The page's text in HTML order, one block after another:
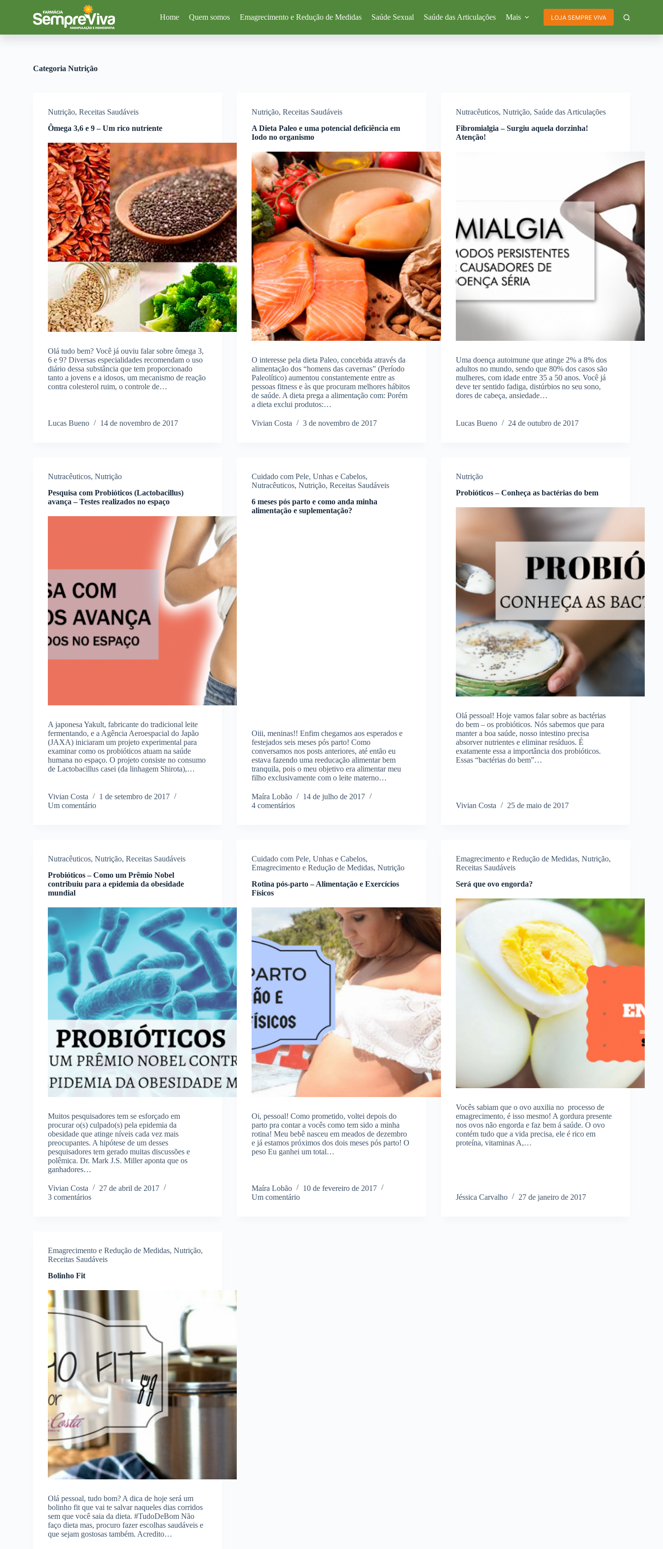
a
Home Quem somos Emagrecimento e Redução de Medidas Saúde Sexual Saúde das Articulações Mais LOJA SEMPRE VIVA
Categoria Nutrição
Nutrição,Receitas Saudáveis
Ômega 3,6 e 9 – Um rico nutriente
Olá tudo bem? Você já ouviu falar sobre ômega 3,
6 e 9? Diversas especialidades recomendam o uso
diário dessa substância que tem proporcionado
tanto a jovens e a idosos, um mecanismo de reação
contra colesterol ruim, o controle de…
Lucas Bueno 14 de novembro de 2017
Nutrição,Receitas Saudáveis
A Dieta Paleo e uma potencial deficiência em
Iodo no organismo
O interesse pela dieta Paleo, concebida através da
alimentação dos “homens das cavernas” (Período
Paleolítico) aumentou constantemente entre as
pessoas fitness e às que procuram melhores hábitos
de saúde. A dieta prega a alimentação com: Porém
a dieta exclui produtos:…
Vivian Costa 3 de novembro de 2017
Nutracêuticos, Nutrição, Saúde das Articulações
Fibromialgia – Surgiu aquela dorzinha!
Atenção!
Uma doença autoimune que atinge 2% a 8% dos
adultos no mundo, sendo que 80% dos casos são
mulheres, com idade entre 35 a 50 anos. Você já
deve ter sentido fadiga, distúrbios no seu sono,
dores de cabeça, ansiedade…
Lucas Bueno 24 de outubro de 2017
Nutracêuticos,Nutrição
Pesquisa com Probióticos (Lactobacillus)
avança – Testes realizados no espaço
A japonesa Yakult, fabricante do tradicional leite
fermentando, e a Agência Aeroespacial do Japão
(JAXA) iniciaram um projeto experimental para
examinar como os probióticos atuam na saúde
humana no espaço. O projeto consiste no consumo
de Lactobacillus casei (da linhagem Shirota),…
Vivian Costa
1 de setembro de 2017
Um comentário
Cuidado com Pele, Unhas e Cabelos,
Nutracêuticos,Nutrição,Receitas Saudáveis
6 meses pós parto e como anda minha
alimentação e suplementação?
Oiii, meninas!! Enfim chegamos aos esperados e
festejados seis meses pós parto! Como
conversamos nos posts anteriores, até então eu
estava fazendo uma reeducação alimentar bem
tranquila, pois o meu objetivo era alimentar meu
filho exclusivamente com o leite materno…
Maíra Lobão
14 de julho de 2017
4 comentários
Nutrição
Probióticos – Conheça as bactérias do bem
Olá pessoal! Hoje vamos falar sobre as bactérias
do bem – os probióticos. Nós sabemos que para
manter a boa saúde, nosso intestino precisa
absorver nutrientes e eliminar resíduos. É
exatamente essa a importância dos probióticos.
Essas “bactérias do bem”…
Vivian Costa 25 de maio de 2017
Nutracêuticos,Nutrição,Receitas Saudáveis
Probióticos – Como um Prêmio Nobel
contribuiu para a epidemia da obesidade
mundial
Muitos pesquisadores tem se esforçado em
procurar o(s) culpado(s) pela epidemia da
obesidade que atinge níveis cada vez mais
preocupantes. A hipótese de um desses
pesquisadores tem gerado muitas discussões e
polêmica. Dr. Mark J.S. Miller aponta que os
ganhadores…
Vivian Costa
27 de abril de 2017
3 comentários
Cuidado com Pele, Unhas e Cabelos,
Emagrecimento e Redução de Medidas,Nutrição
Rotina pós-parto – Alimentação e Exercícios
Físicos
Oi, pessoal! Como prometido, voltei depois do
parto pra contar a vocês como tem sido a minha
rotina! Meu bebê nasceu em meados de dezembro
e já estamos próximos dos dois meses pós parto! O
peso Eu ganhei um total…
Maíra Lobão
10 de fevereiro de 2017
Um comentário
Emagrecimento e Redução de Medidas, Nutrição,
Receitas Saudáveis
Será que ovo engorda?
Vocês sabiam que o ovo auxilia no processo de
emagrecimento, é isso mesmo! A gordura presente
nos ovos não engorda e faz bem á saúde. O ovo
contém tudo que a vida precisa, ele é rico em
proteína, vitaminas A,…
Jéssica Carvalho 27 de janeiro de 2017
Emagrecimento e Redução de Medidas,Nutrição,
Receitas Saudáveis
Bolinho Fit
Olá pessoal, tudo bom? A dica de hoje será um
bolinho fit que vai te salvar naqueles dias corridos
sem que você saia da dieta. #TudoDeBom Não
faço dieta mas, procuro fazer escolhas saudáveis e
que sejam gostosas também. Acredito…